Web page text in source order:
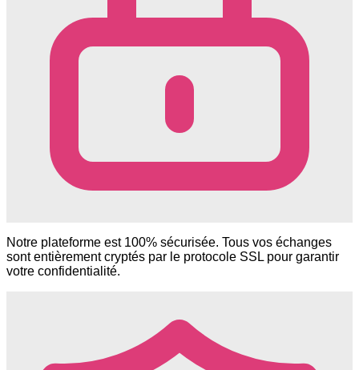
Notre plateforme est 100% sécurisée. Tous vos échanges
sont entièrement cryptés par le protocole SSL pour garantir
votre confidentialité.